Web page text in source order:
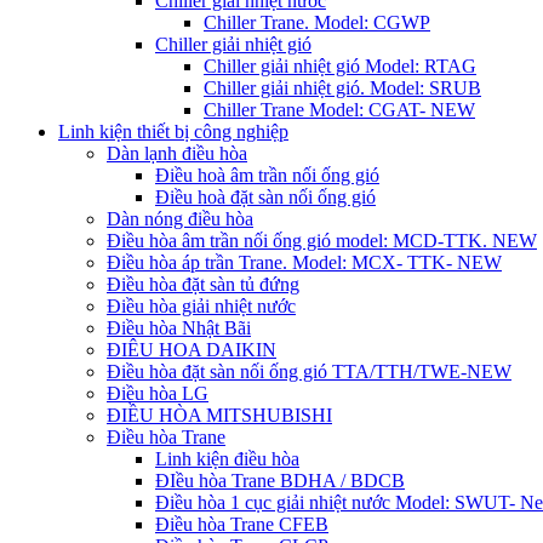
Chiller Trane. Model: CGWP
Chiller giải nhiệt gió
Chiller giải nhiệt gió Model: RTAG
Chiller giải nhiệt gió. Model: SRUB
Chiller Trane Model: CGAT- NEW
Linh kiện thiết bị công nghiệp
Dàn lạnh điều hòa
Điều hoà âm trần nối ống gió
Điều hoà đặt sàn nối ống gió
Dàn nóng điều hòa
Điều hòa âm trần nối ống gió model: MCD-TTK. NEW
Điều hòa áp trần Trane. Model: MCX- TTK- NEW
Điều hòa đặt sàn tủ đứng
Điều hòa giải nhiệt nước
Điều hòa Nhật Bãi
ĐIÊU HOA DAIKIN
Điều hòa đặt sàn nối ống gió TTA/TTH/TWE-NEW
Điều hòa LG
ĐIỀU HÒA MITSHUBISHI
Điều hòa Trane
Linh kiện điều hòa
ĐIều hòa Trane BDHA / BDCB
Điều hòa 1 cục giải nhiệt nước Model: SWUT-
Điều hòa Trane CFEB